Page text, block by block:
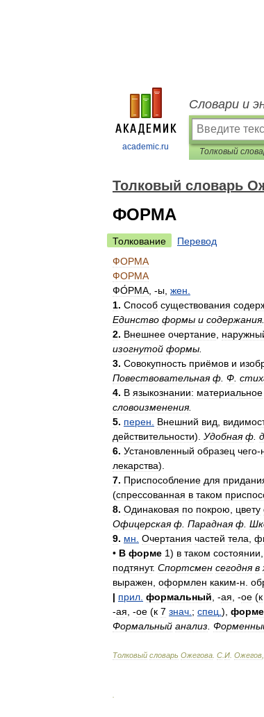
academic.ru
Словари и
Толковый словарь
ФОРМА
Толкование
Перевод
ФОРМА
ФОРМА
ФО́РМА , -ы жен
1. Способ существования
Единство формы и содержания.
2. Внешнее очертание
изогнутой формы
3. Совокупность приёмов и
Повествовательная ф Ф
4. В языкознании: материальное
словоизменения.
5. перен Внешний вид
действительности). Удобная ф
6. Установленный образец чего-
лекарства).
7. Приспособление для
(спрессованная в таком
8. Одинаковая по покрою цвету
Офицерская ф Парадная ф
9. мн Очертания частей тела
• В форме 1) в таком состоянии
подтянут. Спортсмен сегодня в
выражен оформлен каким-н
| прил формальный , -ая , -ое (к
-ая , -ое (к 7 знач ; спец ),
Формальный анализ
Толковый словарь Ожегова С И Ожегов